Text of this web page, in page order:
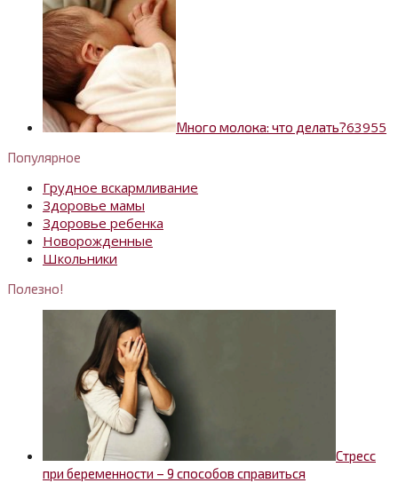
Много молока: что делать?63955
Популярное
Грудное вскармливание
Здоровье мамы
Здоровье ребенка
Новорожденные
Школьники
Полезно!
Стресс
при беременности – 9 способов справиться